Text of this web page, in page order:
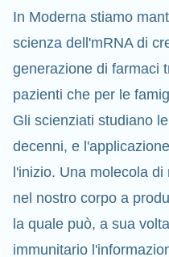
In Moderna stiamo
scienza dell'mRNA di
generazione di farmaci
pazienti che per le
Gli scienziati studiano
decenni, e
l'inizio. Una molecola
nel nostro corpo a
la quale può, a sua
immunitario